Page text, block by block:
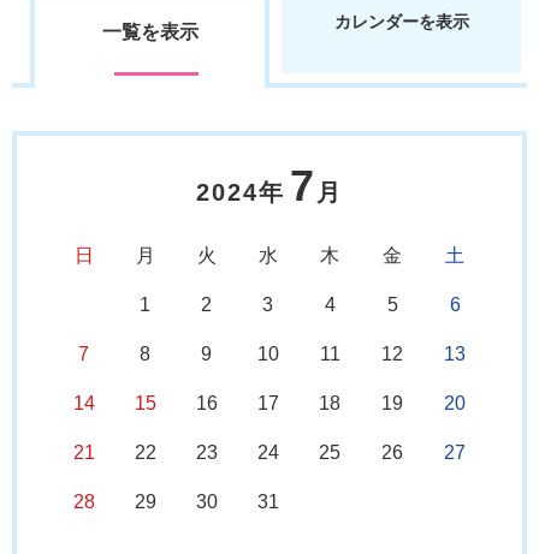
一覧を表示 カレンダーを表示
2024年 7 月
日 月 火 水 木 金 土
1 2 3 4 5 6
7 8 9 10 11 12 13
14 15 16 17 18 19 20
21 22 23 24 25 26 27
28 29 30 31